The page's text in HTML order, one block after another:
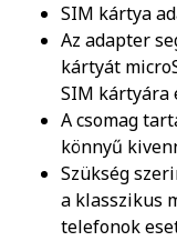
SIM kártya
Az adapter
kártyát
SIM kártyára
A csomag
könnyű
Szükség
a klasszikus
telefonok